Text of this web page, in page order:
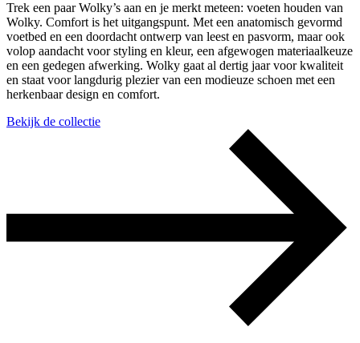
Trek een paar Wolky’s aan en je merkt meteen: voeten houden van
Wolky. Comfort is het uitgangspunt. Met een anatomisch gevormd
voetbed en een doordacht ontwerp van leest en pasvorm, maar ook
volop aandacht voor styling en kleur, een afgewogen materiaalkeuze
en een gedegen afwerking. Wolky gaat al dertig jaar voor kwaliteit
en staat voor langdurig plezier van een modieuze schoen met een
herkenbaar design en comfort.
Bekijk de collectie